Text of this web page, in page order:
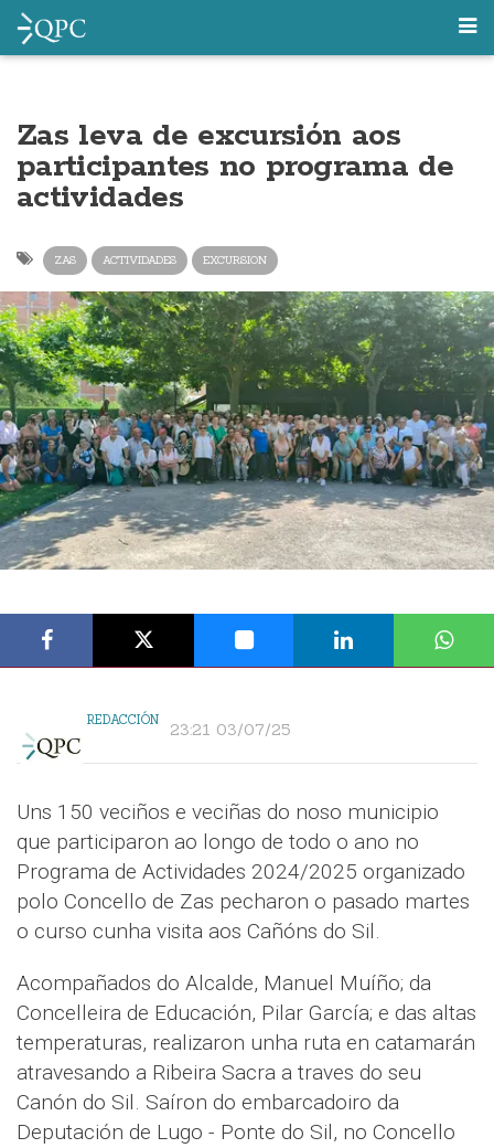
Zas leva de excursión aos
participantes no programa de
actividades
ZAS ACTIVIDADES EXCURSION
REDACCIÓN 23:21 03/07/25
Uns 150 veciños e veciñas do noso municipio
que participaron ao longo de todo o ano no
Programa de Actividades 2024/2025 organizado
polo Concello de Zas pecharon o pasado martes
o curso cunha visita aos Cañóns do Sil.
Acompañados do Alcalde, Manuel Muíño; da
Concelleira de Educación, Pilar García; e das altas
temperaturas, realizaron unha ruta en catamarán
atravesando a Ribeira Sacra a traves do seu
Canón do Sil. Saíron do embarcadoiro da
Deputación de Lugo - Ponte do Sil, no Concello